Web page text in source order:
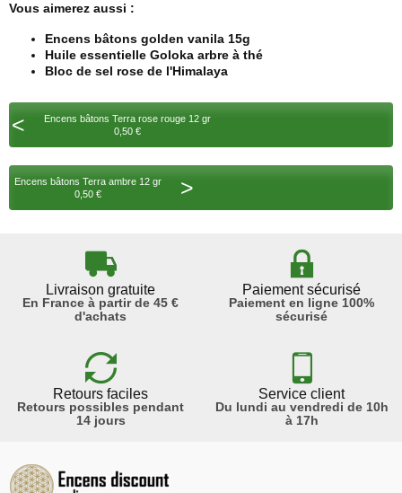
Vous aimerez aussi :
Encens bâtons golden vanila 15g
Huile essentielle Goloka arbre à thé
Bloc de sel rose de l'Himalaya
<
Encens bâtons Terra rose rouge 12 gr
0,50 €
Encens bâtons Terra ambre 12 gr
0,50 €
>
Livraison gratuite
En France à partir de 45 €
d'achats
Paiement sécurisé
Paiement en ligne 100%
sécurisé
Retours faciles
Retours possibles pendant
14 jours
Service client
Du lundi au vendredi de 10h
à 17h